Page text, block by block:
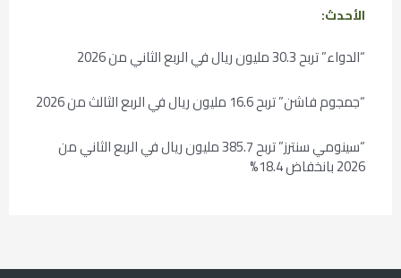
الأحدث:
“الدواء” تربح 30.3 مليون ريال في الربع الثاني من 2026
“جمجوم فاشن” تربح 16.6 مليون ريال في الربع الثالث من 2026
“سينومي سنترز” تربح 385.7 مليون ريال في الربع الثاني من
2026 بانخفاض 18.4%